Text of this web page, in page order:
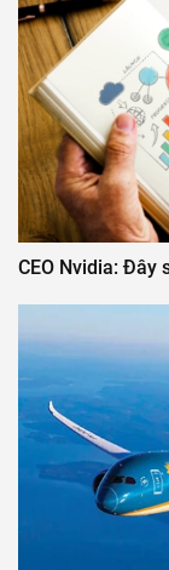
CEO Nvidia: Đây